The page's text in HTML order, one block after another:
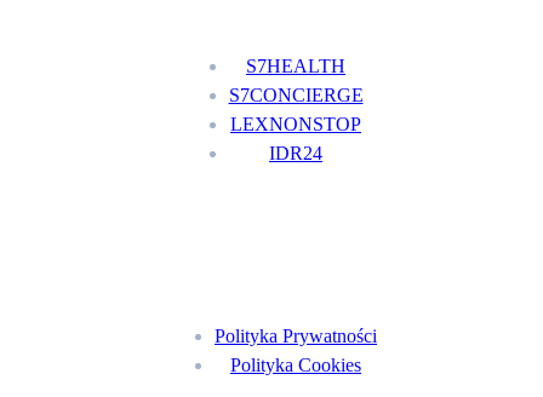
S7HEALTH
S7CONCIERGE
LEXNONSTOP
IDR24
Polityka Prywatności
Polityka Cookies